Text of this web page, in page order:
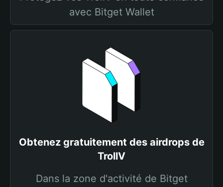
avec Bitget Wallet
Obtenez gratuitement des airdrops de
TrollV
Dans la zone d'activité de Bitget